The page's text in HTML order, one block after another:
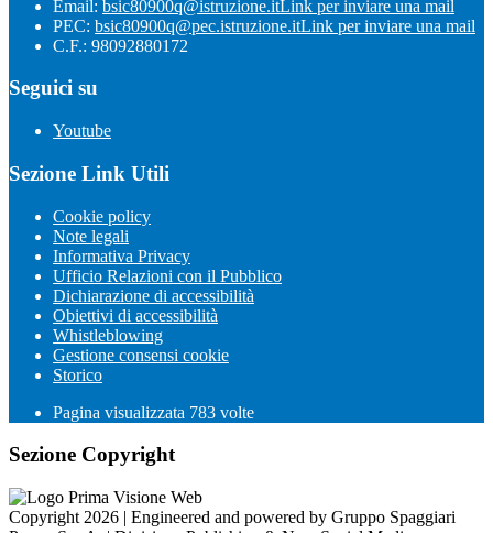
Email: bsic80900q@istruzione.itLink per inviare una mail
PEC: bsic80900q@pec.istruzione.itLink per inviare una mail
C.F.: 98092880172
Seguici su
Youtube
Sezione Link Utili
Cookie policy
Note legali
Informativa Privacy
Ufficio Relazioni con il Pubblico
Dichiarazione di accessibilità
Obiettivi di accessibilità
Whistleblowing
Gestione consensi cookie
Storico
Pagina visualizzata 783 volte
Sezione Copyright
Copyright 2026 | Engineered and powered by Gruppo Spaggiari